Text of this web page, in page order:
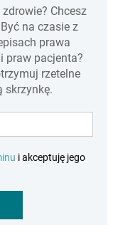
Chcesz
na czasie z
prawa
praw pacjenta?
rzetelne
skrzynkę.
i akceptuję jego